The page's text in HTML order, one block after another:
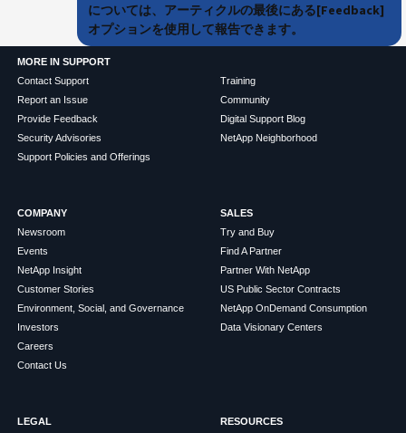
については、アーティクルの最後にある[Feedback]
オプションを使用して報告できます。
MORE IN SUPPORT
Contact Support
Report an Issue
Provide Feedback
Security Advisories
Support Policies and Offerings
Training
Community
Digital Support Blog
NetApp Neighborhood
COMPANY
Newsroom
Events
NetApp Insight
Customer Stories
Environment, Social, and Governance
Investors
Careers
Contact Us
SALES
Try and Buy
Find A Partner
Partner With NetApp
US Public Sector Contracts
NetApp OnDemand Consumption
Data Visionary Centers
LEGAL
RESOURCES